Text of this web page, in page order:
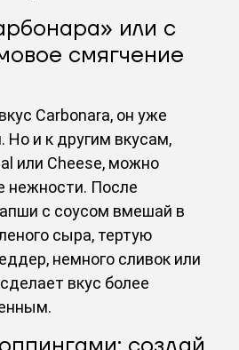
или с
смягчение
Carbonara, он уже
и к другим вкусам,
или Cheese, можно
нежности. После
с соусом вмешай в
сыра, тертую
немного сливок или
вкус более